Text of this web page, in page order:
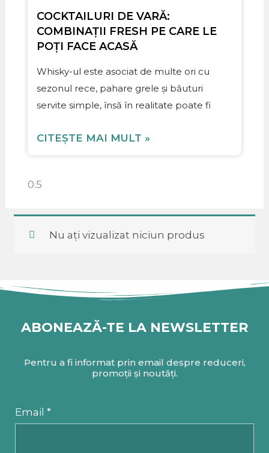
COCKTAILURI DE VARĂ:
COMBINAȚII FRESH PE CARE LE
POȚI FACE ACASĂ
Whisky-ul este asociat de multe ori cu
sezonul rece, pahare grele și băuturi
servite simple, însă în realitate poate fi
CITEȘTE MAI MULT »
Nu ați vizualizat niciun produs
ABONEAZĂ-TE LA NEWSLETTER
Pentru a fi informat prin email despre reduceri,
promoții și noutăți.
Email *